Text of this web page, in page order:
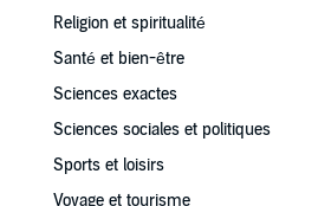
Religion et spiritualité
Santé et bien-être
Sciences exactes
Sciences sociales et politiques
Sports et loisirs
Voyage et tourisme